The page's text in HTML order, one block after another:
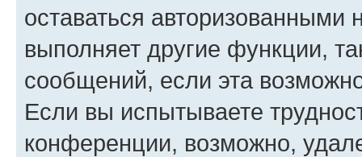
оставаться авторизованными
выполняет другие функции,
сообщений, если эта
Если вы испытываете
конференции, возможно,